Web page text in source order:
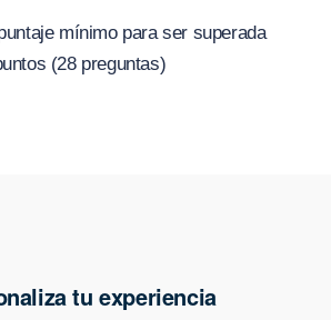
mínimo para ser superada
(28 preguntas)
tu experiencia